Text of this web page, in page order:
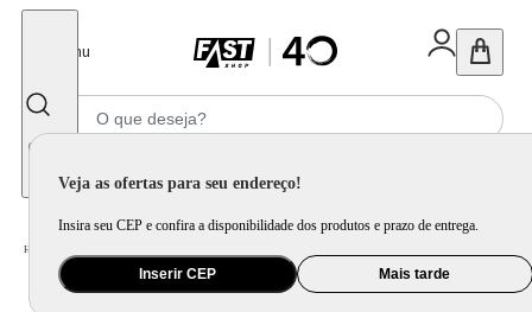
Menu
Veja as ofertas para seu endereço!
Insira seu CEP e confira a disponibilidade dos produtos e prazo de entrega.
Inserir CEP Mais tarde
Home